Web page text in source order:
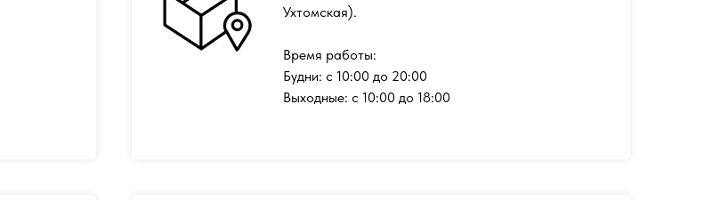
Ухтомская).
Время работы:
Будни: с 10:00 до 20:00
Выходные: с 10:00 до 18:00